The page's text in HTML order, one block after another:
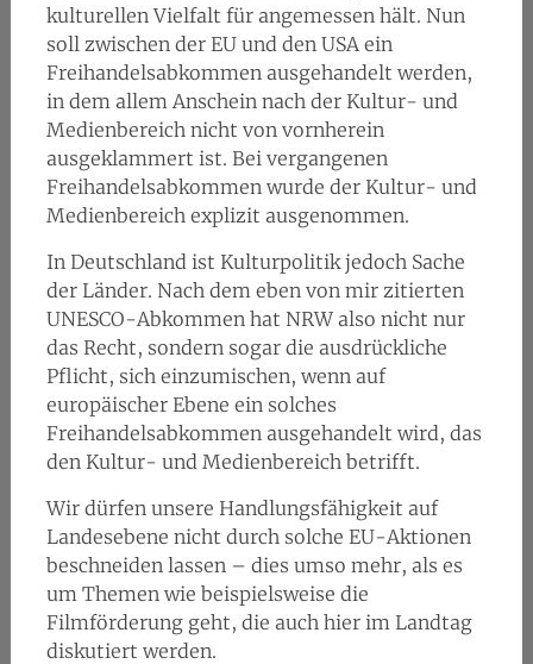
kulturellen Vielfalt für angemessen hält. Nun
soll zwischen der EU und den USA ein
Freihandelsabkommen ausgehandelt werden,
in dem allem Anschein nach der Kultur- und
Medienbereich nicht von vornherein
ausgeklammert ist. Bei vergangenen
Freihandelsabkommen wurde der Kultur- und
Medienbereich explizit ausgenommen.
In Deutschland ist Kulturpolitik jedoch Sache
der Länder. Nach dem eben von mir zitierten
UNESCO-Abkommen hat NRW also nicht nur
das Recht, sondern sogar die ausdrückliche
Pflicht, sich einzumischen, wenn auf
europäischer Ebene ein solches
Freihandelsabkommen ausgehandelt wird, das
den Kultur- und Medienbereich betrifft.
Wir dürfen unsere Handlungsfähigkeit auf
Landesebene nicht durch solche EU-Aktionen
beschneiden lassen – dies umso mehr, als es
um Themen wie beispielsweise die
Filmförderung geht, die auch hier im Landtag
diskutiert werden.